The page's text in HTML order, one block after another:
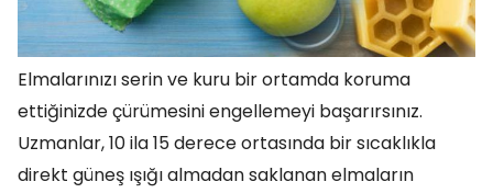
Elmalarınızı serin ve kuru bir ortamda koruma
ettiğinizde çürümesini engellemeyi başarırsınız.
Uzmanlar, 10 ila 15 derece ortasında bir sıcaklıkla
direkt güneş ışığı almadan saklanan elmaların